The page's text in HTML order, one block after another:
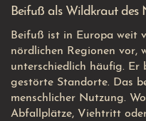
Beifuß als Wildkraut des
Beifuß ist in Europa weit
nördlichen Regionen vor,
unterschiedlich häufig. Er
gestörte Standorte. Das
menschlicher Nutzung.
Abfallplätze, Viehtritt